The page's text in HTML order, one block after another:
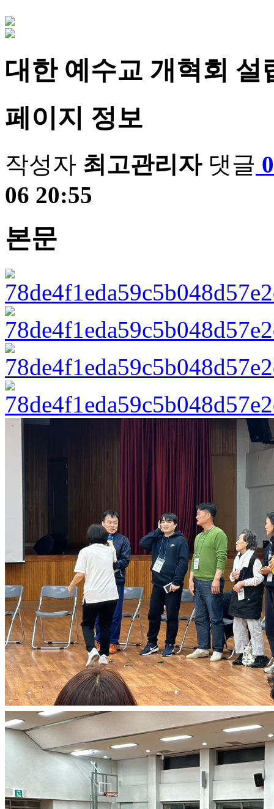
대한 예수교 개혁회 설
페이지 정보
작성자 최고관리자 댓글
06 20:55
본문